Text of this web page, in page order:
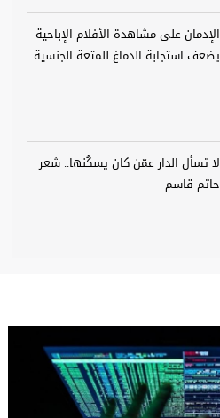
الإدمان على مشاهدة الأفلام الإباحية
يضعف استجابة الدماغ للمتعة الجنسية
لا تسأل الدار عمّن كان يسكُنها.. شعر
حاتم قاسم